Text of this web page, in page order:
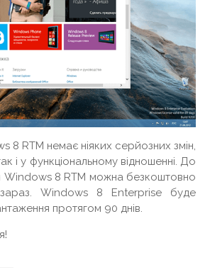
8 RTM немає ніяких серйозних змін,
і у функціональному відношенні. До
Windows 8 RTM можна безкоштовно
Windows 8 Enterprise буде
протягом 90 днів.